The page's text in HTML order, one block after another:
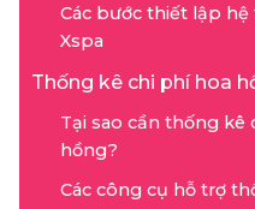
Các bước thiết lập
Xspa
Thống kê chi phí hoa
Tại sao cần thống kê
hồng?
Các công cụ hỗ trợ